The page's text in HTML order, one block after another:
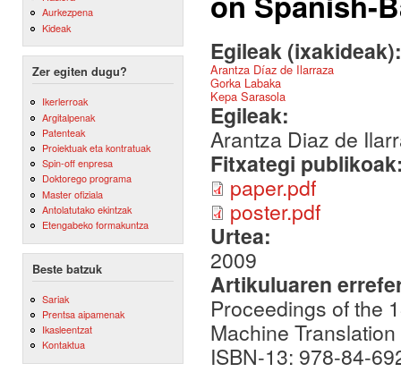
Aurkezpena
Kideak
Zer egiten dugu?
Ikerlerroak
Argitalpenak
Patenteak
Proiektuak eta kontratuak
Spin-off enpresa
Doktorego programa
Master ofiziala
Antolatutako ekintzak
Etengabeko formakuntza
Beste batzuk
Sariak
Prentsa aipamenak
Ikasleentzat
Kontaktua
Egileak
Arantza Díaz de Ilarraza
Gorka Labaka
Kepa Sarasola
Egileak:
Arantza Diaz de
Fitxategi
paper.pdf
poster.pdf
Urtea:
2009
Artikuluaren
Proceedings of the
Machine
ISBN-13: 978-84-